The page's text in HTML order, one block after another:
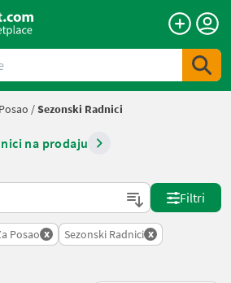
/Sezonski Radnici
na prodaju
Filtri
Posao x Sezonski Radnici x